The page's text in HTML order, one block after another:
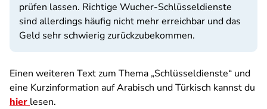
prüfen lassen. Richtige Wucher-Schlüsseldienste
sind allerdings häufig nicht mehr erreichbar und das
Geld sehr schwierig zurückzubekommen.
Einen weiteren Text zum Thema „Schlüsseldienste“ und
eine Kurzinformation auf Arabisch und Türkisch kannst du
hier lesen.